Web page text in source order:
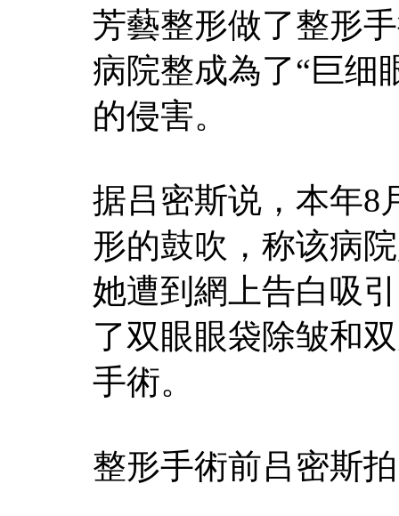
芳藝整形做了整形
病院整成為了“巨细
的侵害。
据吕密斯说，本年8
形的鼓吹，称该病
她遭到網上告白吸
了双眼眼袋除皱和
手術。
整形手術前吕密斯